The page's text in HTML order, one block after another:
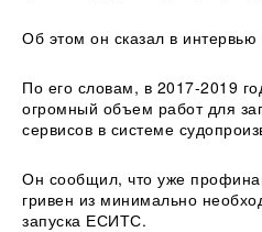
Об этом он сказал в
По его словам, в 2017-2019
огромный объем работ для
сервисов в системе
Он сообщил, что уже
гривен из минимально
запуска ЕСИТС.